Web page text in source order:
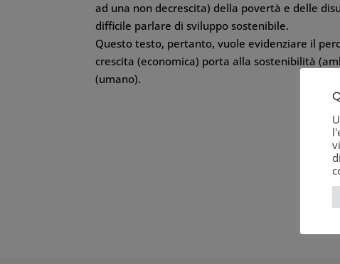
ad una non decrescita) della povertà e delle
difficile parlare di sviluppo sostenibile.
Questo testo, pertanto, vuole evidenziare il
crescita (economica) porta alla sostenibilità
(umano).